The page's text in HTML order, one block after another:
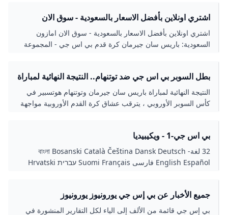
اشتري اونلاين بأفضل الاسعار بالسعودية - سوق الان
امازون السعودية: باريس سان جيرمان كرة قدم بي اس
جي - المجموعة الرسمية مقاس 5 : المستلزمات الرياضية
اشتري اونلاين بأفضل الاسعار بالسعودية - سوق الان امازون
السعودية: باريس سان جيرمان كرة قدم بي اس جي - المجموعة
بطل السوبر بي اس جي ضد توتنهام.. النتيجة النهائية لمباراة
باريس سان جيرمان وتوتنهام هوتسبير نهائي كأس السوبر
الأوروبي - بوابة السعودية نيوز
النتيجة النهائية لمباراة باريس سان جيرمان وتوتنهام هوتسبير في
كأس السوبر الأوروبي ، يترقب عشاق كرة القدم الأوروبية مواجهة
بي اس جي-1 - ويكيبيديا
32 لغة- বাংলা Bosanski Català Čeština Dansk Deutsch
English Español فارسی Suomi Français עברית Hrvatski
Simple English Slovenčina Slovenščina ไทย Türkçe
Українська Tiếng Việt 中文 عدل الوصلاتعدل
جميع الأخبار عن بي إس جي يورونيوز يورونيوز
بي إس جي قائمة من الألف إلى الياء لكل التقارير المنشورة في